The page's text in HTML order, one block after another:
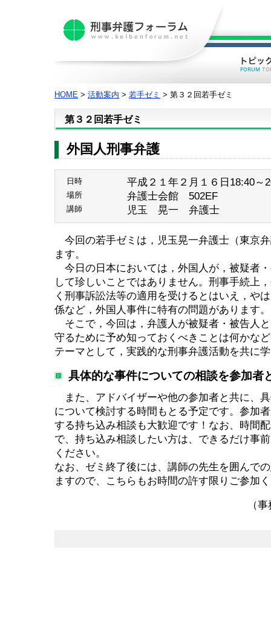
HOME > 活動案内 > 若手ゼミ > 第３２回若手ゼミ
第３２回若手ゼミ
外国人刑事弁護
日時 平成２１年２月１６日18:40～
場所 弁護士会館 502EF
講師 児玉 晃一 弁護士
今回の若手ゼミは，児玉晃一弁護士（東京
ます。
今日の日本においては，外国人が，被疑者
して珍しいことではありません。刑事手続上
く刑事訴訟法等の適用を受けるとはいえ，や
係など，外国人事件に特有の問題がありま
そこで，今回は，弁護人が被疑者・被告人
守るために予め知っておくべきことは何かな
テーマとして，実践的な刑事弁護活動を共
具体的な事件についての相談を参加者
また、アドバイザーや他の参加者と共に、
について検討する時間もとる予定です。参加
する持ち込み相談も大歓迎です！なお、時間
で、持ち込み相談したい方は、できるだけ事
ください。
なお、ゼミ終了後には、講師の先生を囲んで
ますので、こちらもお時間の許す限りご参加
（